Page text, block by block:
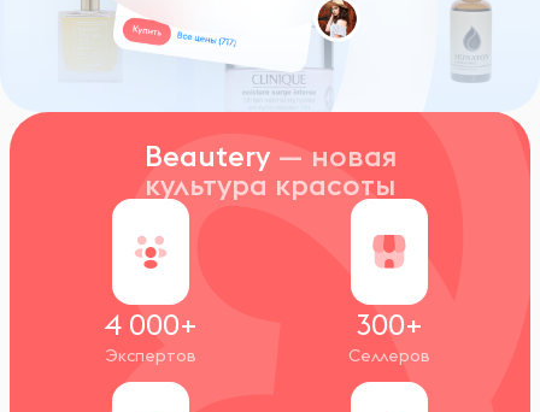
Beautery — новая
культура красоты
4 000+
Экспертов
300+
Селлеров